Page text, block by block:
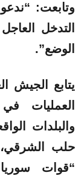
وتابعت: “ندعو
التدخل
الوضع”.
يتابع الجيش
العمليات
والبلدات
حلب
“قوات